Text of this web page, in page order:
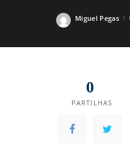
Posted
Miguel Pegas
0
PARTILHAS